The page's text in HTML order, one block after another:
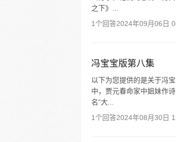
之下》...
1个回答2024年09月06日
冯宝宝版第八集
以下为您提供的是关于冯
中，贾元春命家中姐妹作
名“大...
1个回答2024年08月30日